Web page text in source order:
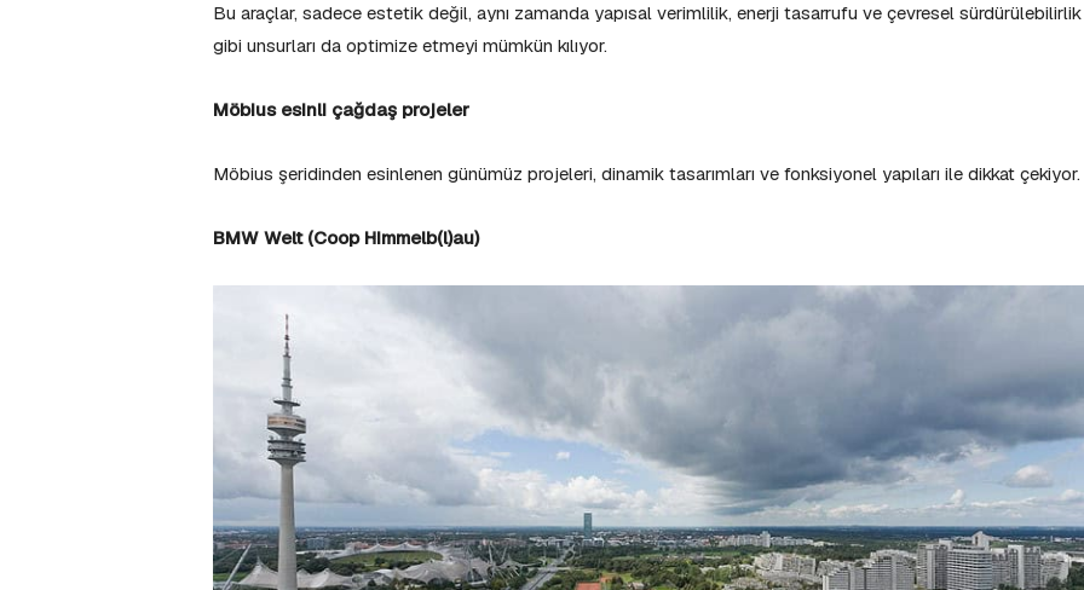
Bu araçlar, sadece estetik değil, aynı zamanda yapısal verimlilik, enerji tasarrufu ve çevresel sürdürülebilirlik
gibi unsurları da optimize etmeyi mümkün kılıyor.
Möbius esinli çağdaş projeler
Möbius şeridinden esinlenen günümüz projeleri, dinamik tasarımları ve fonksiyonel yapıları ile dikkat çekiyor.
BMW Welt (Coop Himmelb(l)au)